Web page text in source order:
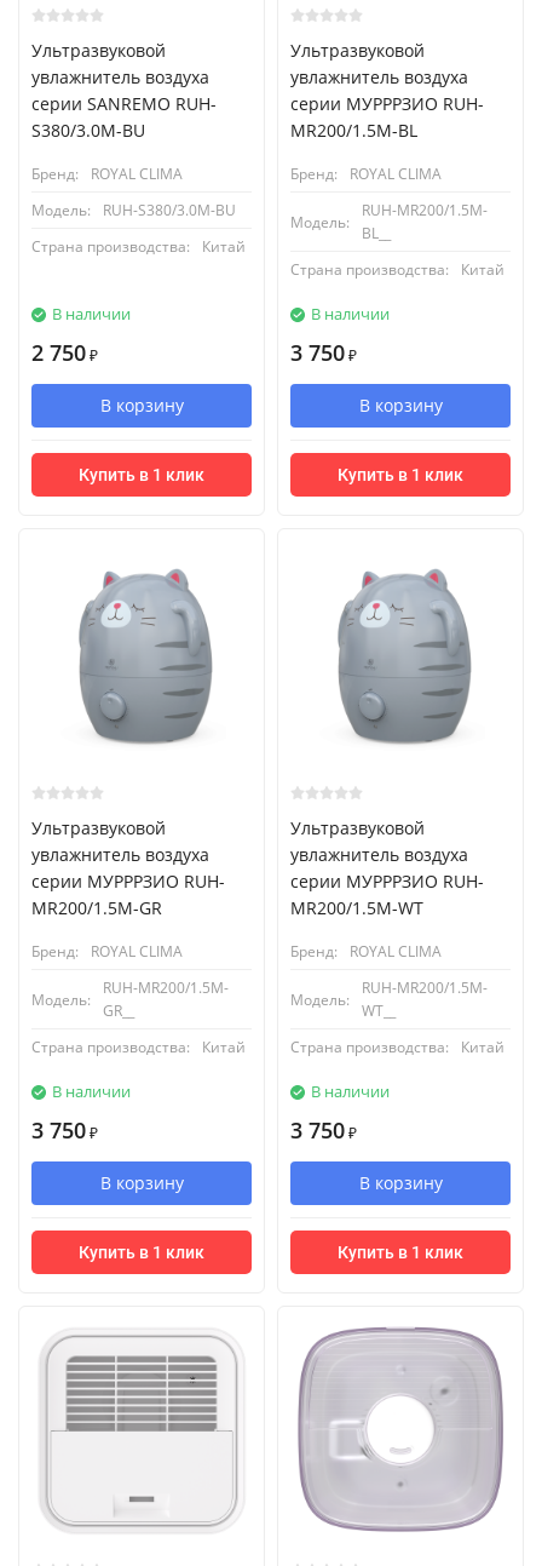
Ультразвуковой
увлажнитель воздуха
серии SANREMO RUH-
S380/3.0M-BU
Бренд:
ROYAL CLIMA
Модель:
RUH-S380/3.0M-BU
Страна производства:
Китай
В наличии
2 750 ₽
В корзину
Купить в 1 клик
Ультразвуковой
увлажнитель воздуха
серии МУРРРЗИО RUH-
MR200/1.5M-BL
Бренд: ROYAL CLIMA
Модель:
RUH-MR200/1.5M-
BL__
Страна производства:
Китай
В наличии
3 750 ₽
В корзину
Купить в 1 клик
Ультразвуковой
увлажнитель воздуха
серии МУРРРЗИО RUH-
MR200/1.5M-GR
Бренд: ROYAL CLIMA
Модель:
RUH-MR200/1.5M-
GR__
Страна производства:
Китай
В наличии
3 750 ₽
В корзину
Купить в 1 клик
Ультразвуковой
увлажнитель воздуха
серии МУРРРЗИО RUH-
MR200/1.5M-WT
Бренд: ROYAL CLIMA
Модель:
RUH-MR200/1.5M-
WT__
Страна производства:
Китай
В наличии
3 750 ₽
В корзину
Купить в 1 клик